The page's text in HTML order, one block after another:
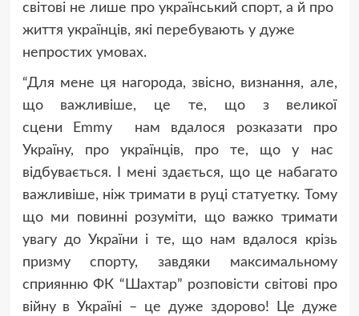
світові не лише про український спорт, а й про
життя українців, які перебувають у дуже
непростих умовах.
“Для мене ця нагорода, звісно, визнання, але,
що важливіше, це те, що з великої
сцени Emmy нам вдалося розказати про
Україну, про українців, про те, що у нас
відбувається. І мені здається, що це набагато
важливіше, ніж тримати в руці статуетку. Тому
що ми повинні розуміти, що важко тримати
увагу до України і те, що нам вдалося крізь
призму спорту, завдяки максимальному
сприянню ФК “Шахтар” розповісти світові про
війну в Україні – це дуже здорово! Це дуже